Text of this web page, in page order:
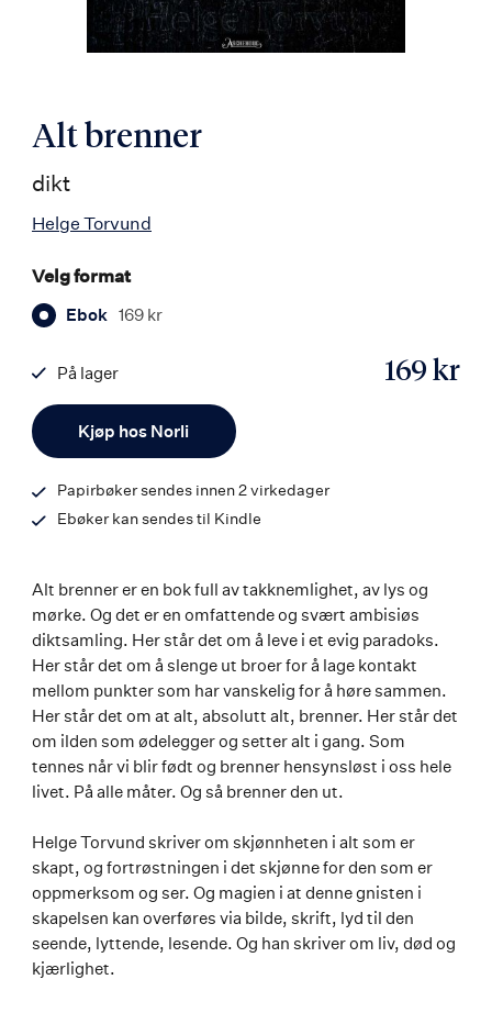
Alt brenner
dikt
Helge Torvund
Velg format
Ebok 169 kr
Kjøp hos Norli
169 kr
På lager
9788203360565
Papirbøker sendes innen 2 virkedager
Ebøker kan sendes til Kindle
Alt brenner er en bok full av takknemlighet, av lys og
mørke. Og det er en omfattende og svært ambisiøs
diktsamling. Her står det om å leve i et evig paradoks.
Her står det om å slenge ut broer for å lage kontakt
mellom punkter som har vanskelig for å høre sammen.
Her står det om at alt, absolutt alt, brenner. Her står det
om ilden som ødelegger og setter alt i gang. Som
tennes når vi blir født og brenner hensynsløst i oss hele
livet. På alle måter. Og så brenner den ut.
Helge Torvund skriver om skjønnheten i alt som er
skapt, og fortrøstningen i det skjønne for den som er
oppmerksom og ser. Og magien i at denne gnisten i
skapelsen kan overføres via bilde, skrift, lyd til den
seende, lyttende, lesende. Og han skriver om liv, død og
kjærlighet.